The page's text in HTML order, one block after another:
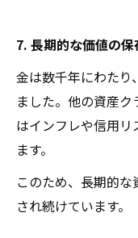
7. 長期的な価値の保
金は数千年にわたり
ました。他の資産
はインフレや信用
ます。
このため、長期的
され続けています。